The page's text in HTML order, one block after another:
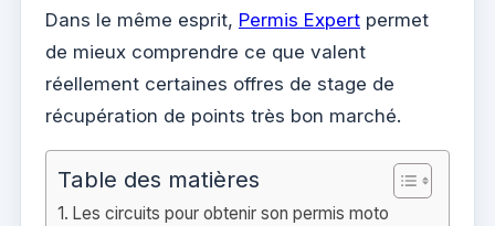
Dans le même esprit, Permis Expert permet
de mieux comprendre ce que valent
réellement certaines offres de stage de
récupération de points très bon marché.
Table des matières
Les circuits pour obtenir son permis moto